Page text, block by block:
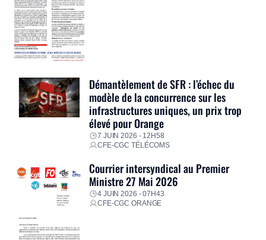
Démantèlement de SFR : l’échec du
modèle de la concurrence sur les
infrastructures uniques, un prix trop
élevé pour Orange
7 JUIN 2026 - 12H58
CFE-CGC TÉLÉCOMS
Courrier intersyndical au Premier
Ministre 27 Mai 2026
4 JUIN 2026 - 07H43
CFE-CGC ORANGE